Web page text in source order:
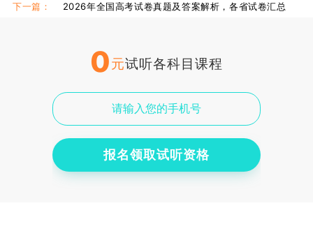
下一篇： 2026年全国高考试卷真题及答案解析，各省试卷汇总
0元试听各科目课程
报名领取试听资格